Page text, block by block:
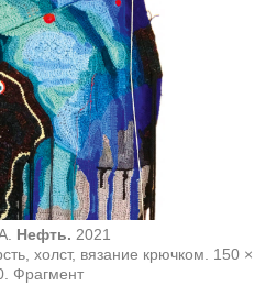
Нефть. 2021
холст, вязание крючком. 150 ×
Фрагмент